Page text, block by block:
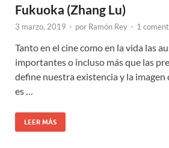
Fukuoka (Zhang Lu)
3 marzo, 2019 - por Ramón Rey - 1
Tanto en el cine como en la vida las
importantes o incluso más que las
define nuestra existencia y la
es …
LEER MÁS